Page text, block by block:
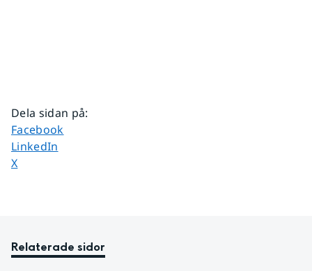
Dela sidan på:
Dela sidan på
Facebook
Dela sidan på
LinkedIn
Dela sidan på
X
Relaterade sidor